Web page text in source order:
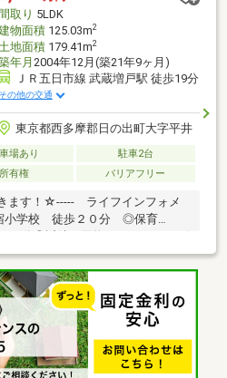
間取り 5LDK
物面積125.03m2
地面積179.41m2
年月 2004年12月(築21年9ヶ月)
ＪＲ五日市線 武蔵増戸駅 徒歩19分
その他の交通
東京都西多摩郡日の出町大字平井
場あり
駐車2台
所有権 バリアフリー
ます！☆----- ライフインフォメ
：五日市伊奈郵便
イメージ ----------☆LDK２０帖！
自然に恵まれた潤いある住環境♪■
し・開放感良好♪【コスモホームで
ート致します】物件のこと、小さ
にお問い合わせください♪